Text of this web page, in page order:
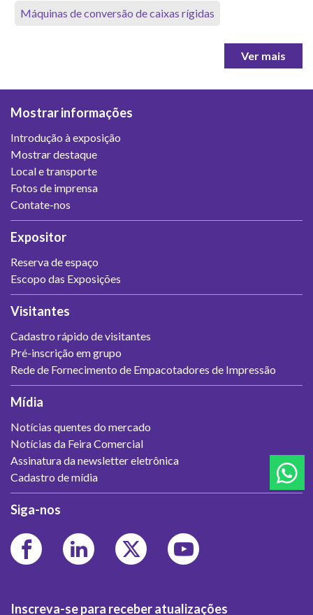
Máquinas de conversão de caixas rígidas
Ver mais
Mostrar informações
Introdução à exposição
Mostrar destaque
Local e transporte
Fotos de imprensa
Contate-nos
Expositor
Reserva de espaço
Escopo das Exposições
Visitantes
Cadastro rápido de visitantes
Pré-inscrição em grupo
Rede de Fornecimento de Empacotadores de Impressão
Mídia
Notícias quentes do mercado
Notícias da Feira Comercial
Assinatura da newsletter eletrônica
Cadastro de mídia
Siga-nos
Inscreva-se para receber atualizações